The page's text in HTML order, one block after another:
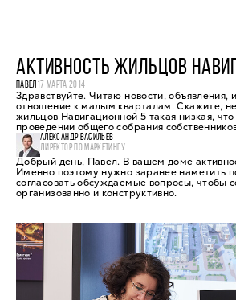
АКТИВНОСТЬ ЖИЛЬЦОВ
ПАВЕЛ 17 МАРТА 2014
Здравствуйте. Читаю новости, объявления,
отношение к малым кварталам. Скажите,
жильцов Навигационной 5 такая низкая, что
проведении общего собрания
АЛЕКСАНДР ВАСИЛЬЕВ
ДИРЕКТОР ПО МАРКЕТИНГУ
Добрый день, Павел. В вашем доме
Именно поэтому нужно заранее наметить
согласовать обсуждаемые вопросы, чтобы
организованно и конструктивно.